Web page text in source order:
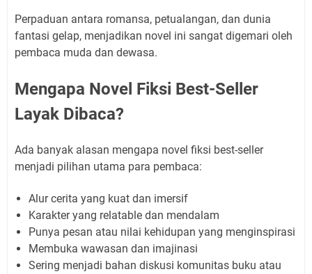
Perpaduan antara romansa, petualangan, dan dunia
fantasi gelap, menjadikan novel ini sangat digemari oleh
pembaca muda dan dewasa.
Mengapa Novel Fiksi Best-Seller
Layak Dibaca?
Ada banyak alasan mengapa novel fiksi best-seller
menjadi pilihan utama para pembaca:
Alur cerita yang kuat dan imersif
Karakter yang relatable dan mendalam
Punya pesan atau nilai kehidupan yang menginspirasi
Membuka wawasan dan imajinasi
Sering menjadi bahan diskusi komunitas buku atau